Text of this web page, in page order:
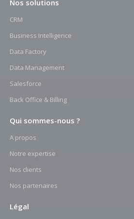
Nos solutions
CRM
Business Intelligence
Data Factory
Data Management
Salesforce
Back Office & Billing
Qui sommes-nous ?
A propos
Notre expertise
Nos clients
Nos partenaires
Légal